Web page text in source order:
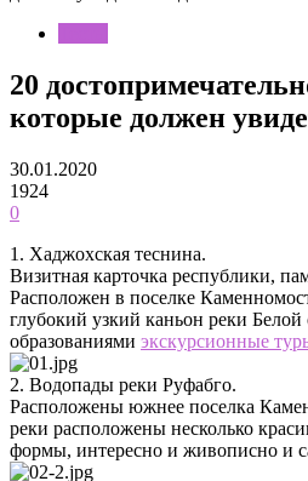
20
которые должен
30.01.2020
1924
0
1. Хаджохская теснина.
Визитная карточка республики,
Расположен в поселке
глубокий узкий каньон реки
образованиями экскурсионные
2. Водопады реки Руфабго.
Расположены южнее поселка
реки расположены несколько
формы, интересно и живописно и